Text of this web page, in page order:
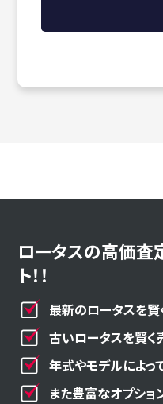
ロータスの高価査
ト！！
最新のロータスを賢
古いロータスを賢く
年式やモデルによっ
また豊富なオプシ